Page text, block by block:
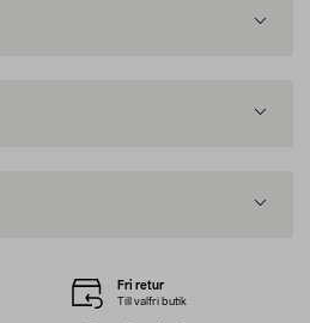
Fri retur
Till valfri butik